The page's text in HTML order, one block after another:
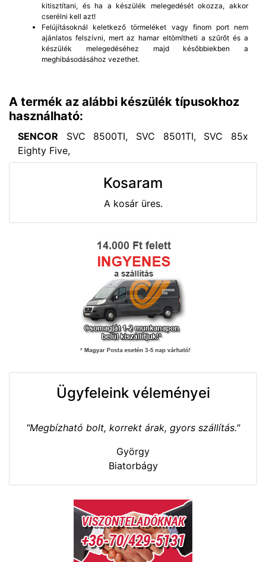
kitisztítani, és ha a készülék melegedését okozza, akkor
cserélni kell azt!
Felújításoknál keletkező törmeléket vagy finom port nem
ajánlatos felszívni, mert az hamar eltömítheti a szűrőt és a
készülék melegedéséhez majd későbbiekben a
meghibásodásához vezethet.
A termék az alábbi készülék típusokhoz
használható:
SENCOR SVC 8500TI, SVC 8501TI, SVC 85x
Eighty Five,
Kosaram
A kosár üres.
Ügyfeleink véleményei
"Megbízható bolt, korrekt árak, gyors szállítás."
György
Biatorbágy